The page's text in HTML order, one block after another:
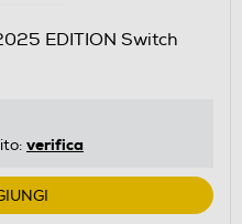
EDITION Switch
verifica